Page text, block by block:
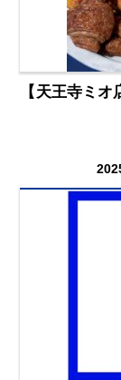
【天王寺ミ